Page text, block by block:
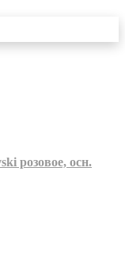
розовое, осн.